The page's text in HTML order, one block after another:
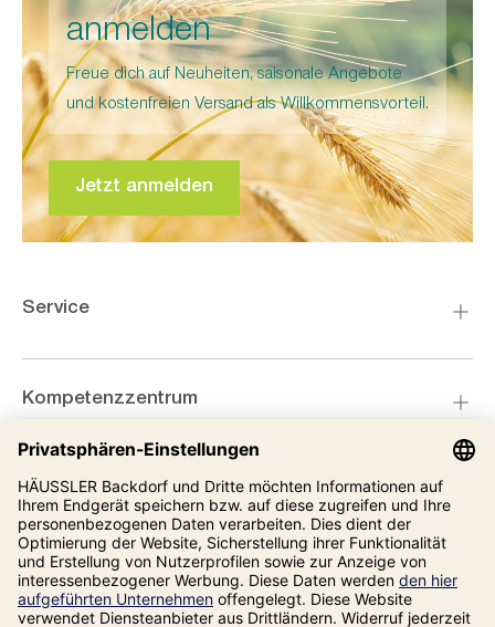
anmelden
Freue dich auf Neuheiten, saisonale Angebote
und kostenfreien Versand als Willkommensvorteil.
Jetzt anmelden
Service
Kompetenzzentrum
Informationen
Unsere Adresse